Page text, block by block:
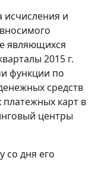
исчисления и
являющихся
2015 г.
функции по
средств
карт в
центры
со дня его